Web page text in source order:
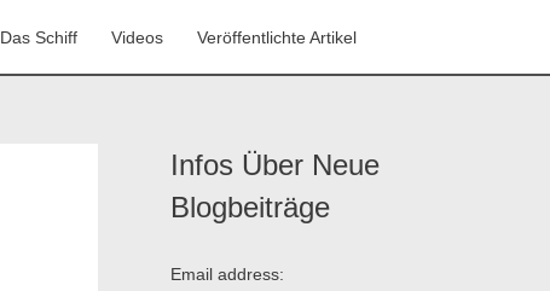
Das Schiff Videos Veröffentlichte Artikel
Infos Über Neue
Blogbeiträge
Email address:
K
a